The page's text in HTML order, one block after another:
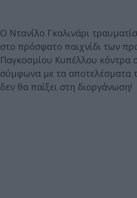
Ο Ντανίλο Γκαλινάρι
στο πρόσφατο παιχνίδι των
Παγκοσμίου Κυπέλλου κόντρα
σύμφωνα με τα αποτελέσματα
δεν θα παίξει στη διοργάνωση!